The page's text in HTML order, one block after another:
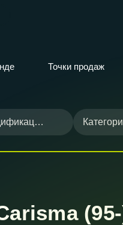
Точки продаж